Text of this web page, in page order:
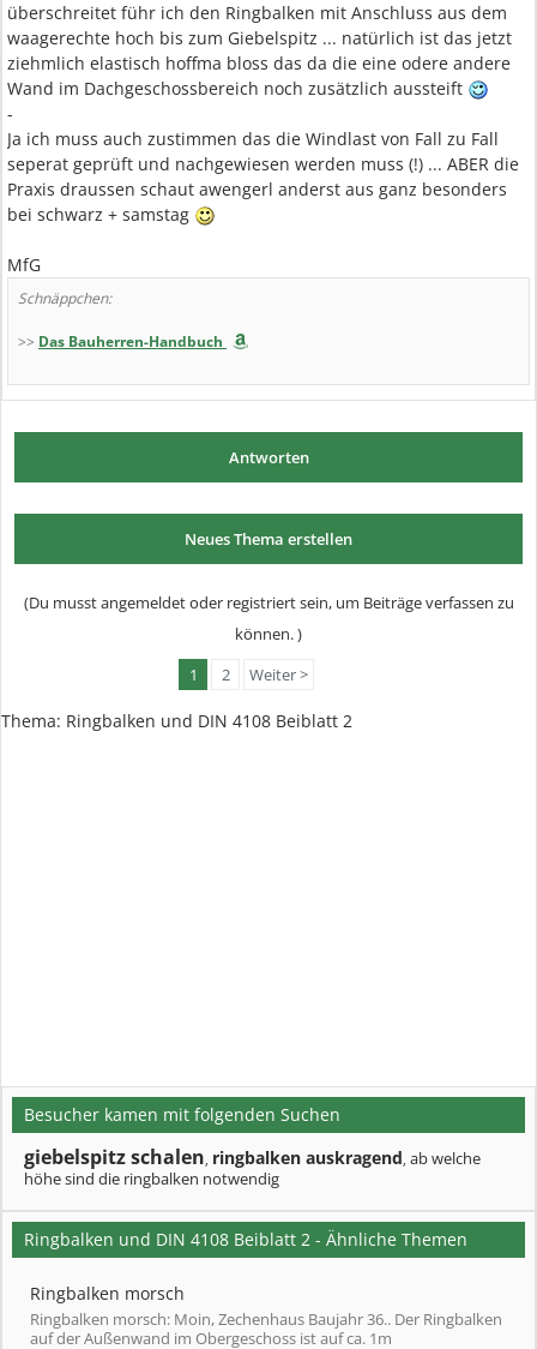
überschreitet führ ich den Ringbalken mit Anschluss aus dem
waagerechte hoch bis zum Giebelspitz ... natürlich ist das jetzt
ziehmlich elastisch hoffma bloss das da die eine odere andere
Wand im Dachgeschossbereich noch zusätzlich aussteift
-
Ja ich muss auch zustimmen das die Windlast von Fall zu Fall
seperat geprüft und nachgewiesen werden muss (!) ... ABER die
Praxis draussen schaut awengerl anderst aus ganz besonders
bei schwarz + samstag
MfG
Schnäppchen:
>> Das Bauherren-Handbuch
Antworten
Neues Thema erstellen
(Du musst angemeldet oder registriert sein, um Beiträge verfassen zu
können. )
1
2 Weiter >
Thema: Ringbalken und DIN 4108 Beiblatt 2
Besucher kamen mit folgenden Suchen
giebelspitz schalen, ringbalken auskragend, ab welche
höhe sind die ringbalken notwendig
Ringbalken und DIN 4108 Beiblatt 2 - Ähnliche Themen
Ringbalken morsch
Ringbalken morsch: Moin, Zechenhaus Baujahr 36.. Der Ringbalken
auf der Außenwand im Obergeschoss ist auf ca. 1m